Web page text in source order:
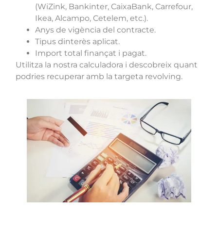
(WiZink, Bankinter, CaixaBank, Carrefour,
Ikea, Alcampo, Cetelem, etc.).
Anys de vigència del contracte.
Tipus dinterès aplicat.
Import total finançat i pagat.
Utilitza la nostra calculadora i descobreix quant
podries recuperar amb la targeta revolving.